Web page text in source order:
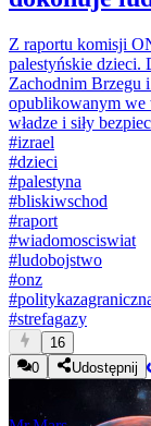
Z raportu komisji
palestyńskie dzieci.
Zachodnim Brzegu
opublikowanym we
władze i siły
#izrael
#dzieci
#palestyna
#bliskiwschod
#raport
#wiadomosciswiat
#ludobojstwo
#onz
#
#strefagazy
16
0
Udostępnij